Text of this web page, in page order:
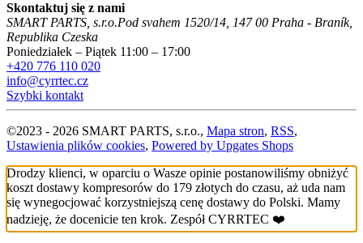
Skontaktuj się z nami
SMART PARTS, s.r.o.Pod svahem 1520/14 147 00 Praha - Braník,
Republika Czeska
Poniedziałek – Piątek 11:00 – 17:00
+420 776 110 020
info@cyrrtec.cz
Szybki kontakt
©2023 - 2026 SMART PARTS, s.r.o., Mapa stron, RSS,
Ustawienia plików cookies, Powered by Upgates Shops
Drodzy klienci, w oparciu o Wasze opinie postanowiliśmy obniżyć
koszt dostawy kompresorów do 179 złotych do czasu, aż uda nam
się wynegocjować korzystniejszą cenę dostawy do Polski. Mamy
nadzieję, że docenicie ten krok. Zespół CYRRTEC ❤️